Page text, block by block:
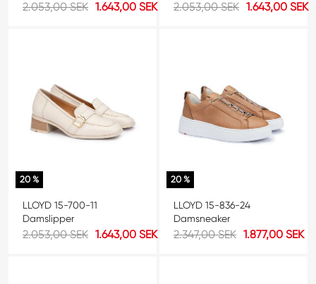
2.053,00 SEK 1.643,00 SEK 2.053,00 SEK 1.643,00 SEK
20 %
LLOYD 15-700-11
Damslipper
2.053,00 SEK 1.643,00 SEK
20 %
LLOYD 15-836-24
Damsneaker
2.347,00 SEK 1.877,00 SEK